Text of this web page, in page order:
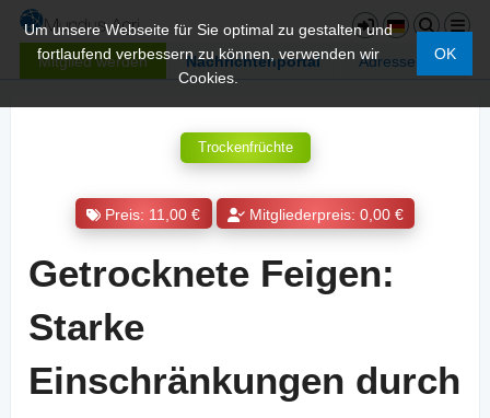
Mitglied werden Nachrichtenportal Adressen
Um unsere Webseite für Sie optimal zu gestalten und
fortlaufend verbessern zu können, verwenden wir
Cookies.
OK
Trockenfrüchte
Preis: 11,00 € Mitgliederpreis: 0,00 €
Getrocknete Feigen:
Starke
Einschränkungen durch